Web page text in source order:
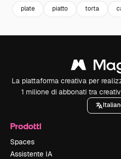
plate piatto torta
La piattaforma creativa per
1 milione di abbonati tra
Prodotti
Spaces
Assistente IA